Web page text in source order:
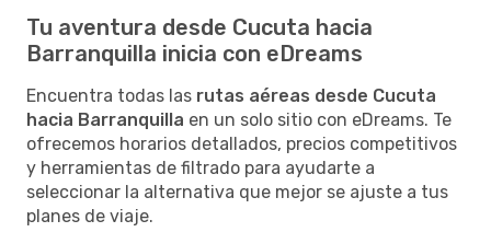
Tu aventura desde Cucuta hacia
Barranquilla inicia con eDreams
Encuentra todas las rutas aéreas desde Cucuta
hacia Barranquilla en un solo sitio con eDreams. Te
ofrecemos horarios detallados, precios competitivos
y herramientas de filtrado para ayudarte a
seleccionar la alternativa que mejor se ajuste a tus
planes de viaje.